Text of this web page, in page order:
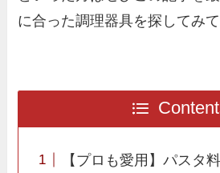
に合った調理器具を探してみて
【プロも愛用】パスタ